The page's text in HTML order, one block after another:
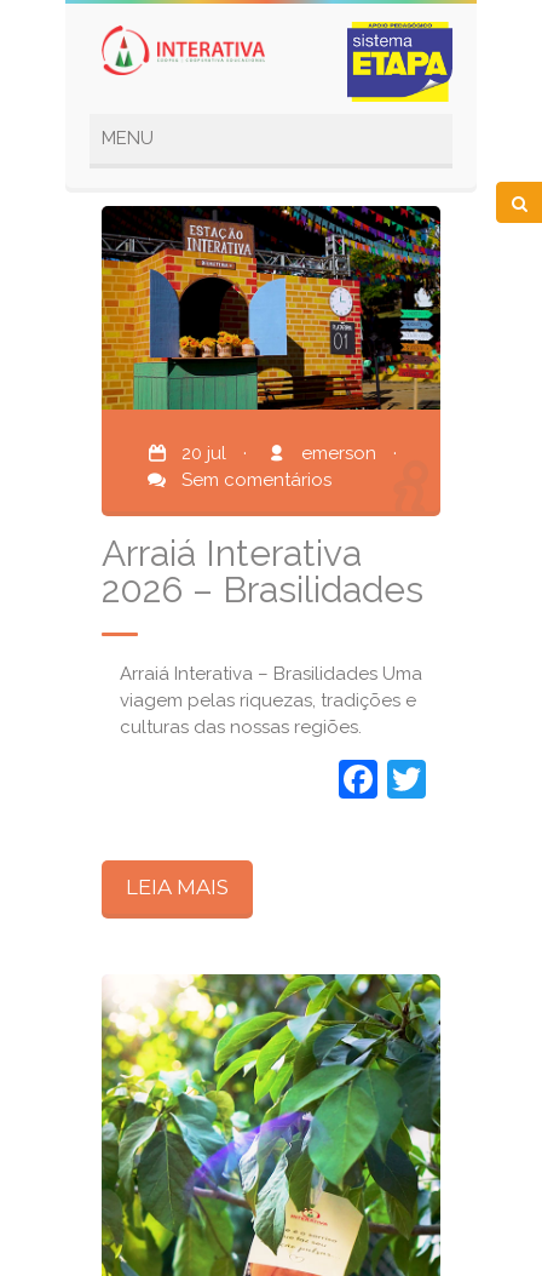
20 jul · emerson
·
Sem comentários
Arraiá Interativa
2026 – Brasilidades
Arraiá Interativa – Brasilidades Uma
viagem pelas riquezas, tradições e
culturas das nossas regiões.
LEIA MAIS